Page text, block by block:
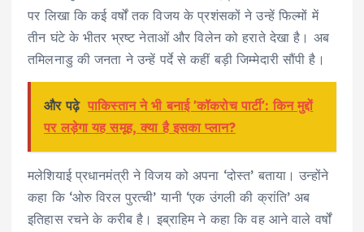
पर लिखा कि कई वर्षों तक विजय के प्रशंसकों ने उन्हें फिल्मों में
तीन घंटे के भीतर भ्रष्ट नेताओं और विलेन को हराते देखा है। अब
तमिलनाडु की जनता ने उन्हें पर्दे से कहीं बड़ी जिम्मेदारी सौंपी है।
और पढ़े पाकिस्तान ने भी बनाई 'कॉकरोच पार्टी': किन मुद्दों
पर लड़ेगा यह समूह, क्या है इसका प्लान?
मलेशियाई प्रधानमंत्री ने विजय को अपना ‘दोस्त’ बताया। उन्होंने
कहा कि ‘ओरु विरल पुरत्ची’ यानी ‘एक उंगली की क्रांति’ अब
इतिहास रचने के करीब है। इब्राहिम ने कहा कि वह आने वाले वर्षों